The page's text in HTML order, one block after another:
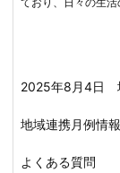
2025年8月4日
地域連携月例情
よくある質問